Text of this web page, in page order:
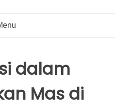
dalam
Mas di